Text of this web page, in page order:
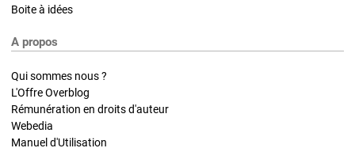
Boite à idées
A propos
Qui sommes nous ?
L'Offre Overblog
Rémunération en droits d'auteur
Webedia
Manuel d'Utilisation